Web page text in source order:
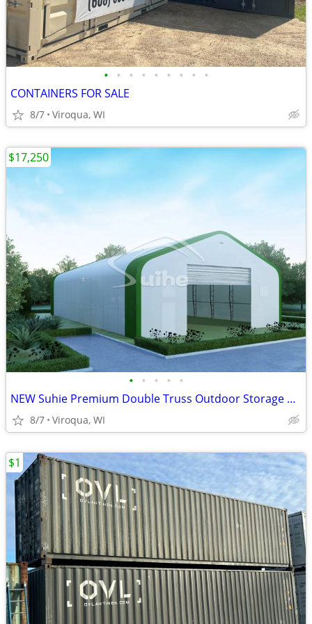
• • • • • • • • •
CONTAINERS FOR SALE
8/7 Viroqua, WI
• • • • •
NEW Suhie Premium Double Truss Outdoor Storage Building
8/7 Viroqua, WI
$17,250
$1